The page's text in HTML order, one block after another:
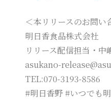
＜本リリースのお問い
明日香食品株式会社
リリース配信担当・中
asukano-
TEL:070-3193-8586
#明日香野 #いつでも